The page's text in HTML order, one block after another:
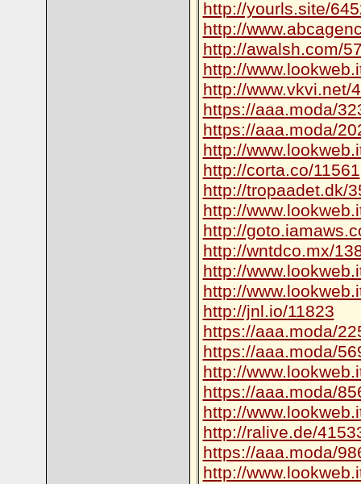
http://yourls.site/
http://
http://awalsh.com/
http://
http://www.vkvi.net/
https://aaa.moda/
https://aaa.moda/
http://
http://corta.co/11561
http://tropaadet.dk/
http://
http://
http://wntdco.mx/
http://
http://
http://jnl.io/11823
https://aaa.moda/
https://aaa.moda/
http://
https://aaa.moda/
http://
http://ralive.de/
https://aaa.moda/
http://